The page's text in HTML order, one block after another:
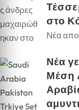
στο
Νέα
Νέα
Μέση